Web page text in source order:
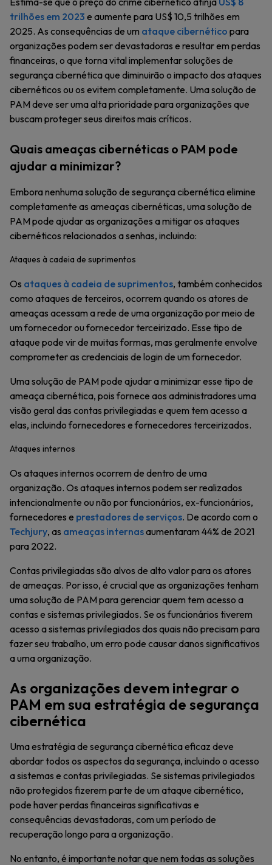
trilhões em 2023 e aumente para US$ 10,5 trilhões em
2025. As consequências de um ataque cibernético para
organizações podem ser devastadoras e resultar em perdas
financeiras, o que torna vital implementar soluções de
segurança cibernética que diminuirão o impacto dos ataques
cibernéticos ou os evitem completamente. Uma solução de
PAM deve ser uma alta prioridade para organizações que
buscam proteger seus direitos mais críticos.
Quais ameaças cibernéticas o PAM pode
ajudar a minimizar?
Embora nenhuma solução de segurança cibernética elimine
completamente as ameaças cibernéticas, uma solução de
PAM pode ajudar as organizações a mitigar os ataques
cibernéticos relacionados a senhas, incluindo:
Ataques à cadeia de suprimentos
Os ataques à cadeia de suprimentos, também conhecidos
como ataques de terceiros, ocorrem quando os atores de
ameaças acessam a rede de uma organização por meio de
um fornecedor ou fornecedor terceirizado. Esse tipo de
ataque pode vir de muitas formas, mas geralmente envolve
comprometer as credenciais de login de um fornecedor.
Uma solução de PAM pode ajudar a minimizar esse tipo de
ameaça cibernética, pois fornece aos administradores uma
visão geral das contas privilegiadas e quem tem acesso a
elas, incluindo fornecedores e fornecedores terceirizados.
Ataques internos
Os ataques internos ocorrem de dentro de uma
organização. Os ataques internos podem ser realizados
intencionalmente ou não por funcionários, ex-funcionários,
fornecedores e prestadores de serviços. De acordo com o
Techjury, as ameaças internasaumentaram 44% de 2021
para 2022.
Contas privilegiadas são alvos de alto valor para os atores
de ameaças. Por isso, é crucial que as organizações tenham
uma solução de PAM para gerenciar quem tem acesso a
contas e sistemas privilegiados. Se os funcionários tiverem
acesso a sistemas privilegiados dos quais não precisam para
fazer seu trabalho, um erro pode causar danos significativos
a uma organização.
As organizações devem integrar o
PAM em sua estratégia de segurança
cibernética
Uma estratégia de segurança cibernética eficaz deve
abordar todos os aspectos da segurança, incluindo o acesso
a sistemas e contas privilegiadas. Se sistemas privilegiados
não protegidos fizerem parte de um ataque cibernético,
pode haver perdas financeiras significativas e
consequências devastadoras, com um período de
recuperação longo para a organização.
No entanto, é importante notar que nem todas as soluções